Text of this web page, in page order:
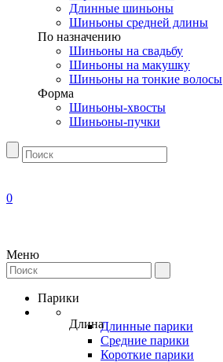
Длинные шиньоны
Шиньоны средней длины
По назначению
Шиньоны на свадьбу
Шиньоны на макушку
Шиньоны на тонкие волосы
Форма
Шиньоны-хвосты
Шиньоны-пучки
0
Меню
Парики
ДлинаДлинные парики
Средние парики
Короткие парики